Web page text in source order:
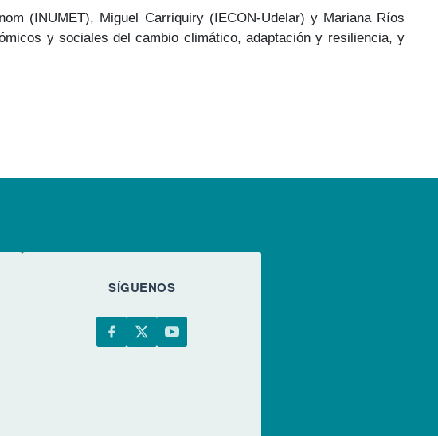
(INUMET), Miguel Carriquiry (IECON-Udelar) y Mariana Ríos
y sociales del cambio climático, adaptación y resiliencia, y
SÍGUENOS